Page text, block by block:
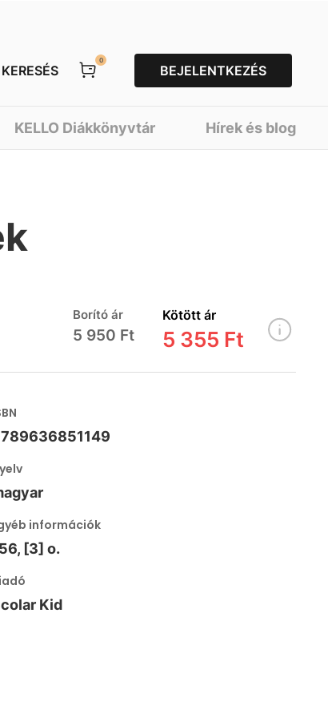
0
BEJELENTKEZÉS
KELLO Diákkönyvtár Hírek és blog
Borító ár
5 950 Ft
Kötött ár
5 355 Ft
információk
[3] o.
Kid